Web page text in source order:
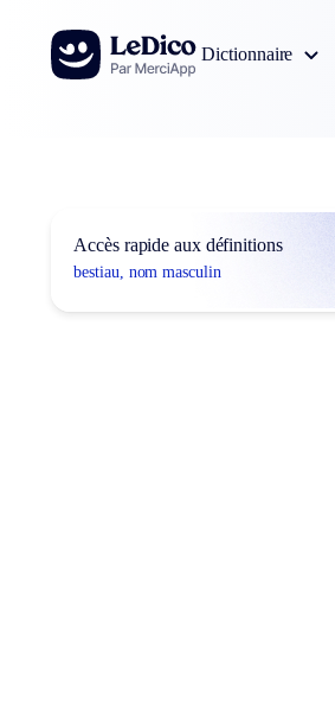
Aller au contenu
Dictionnaire
Accès rapide aux définitions
bestiau, nom masculin